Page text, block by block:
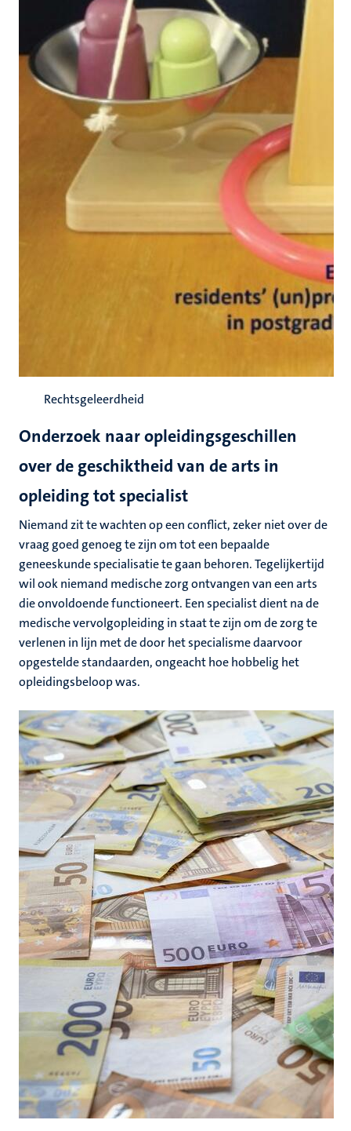
Rechtsgeleerdheid
Onderzoek naar opleidingsgeschillen
over de geschiktheid van de arts in
opleiding tot specialist
Niemand zit te wachten op een conflict, zeker niet over de
vraag goed genoeg te zijn om tot een bepaalde
geneeskunde specialisatie te gaan behoren. Tegelijkertijd
wil ook niemand medische zorg ontvangen van een arts
die onvoldoende functioneert. Een specialist dient na de
medische vervolgopleiding in staat te zijn om de zorg te
verlenen in lijn met de door het specialisme daarvoor
opgestelde standaarden, ongeacht hoe hobbelig het
opleidingsbeloop was.